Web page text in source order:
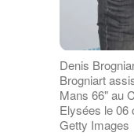
Denis
Brogniart
Mans 66" au
Elysées le 06
Getty Images